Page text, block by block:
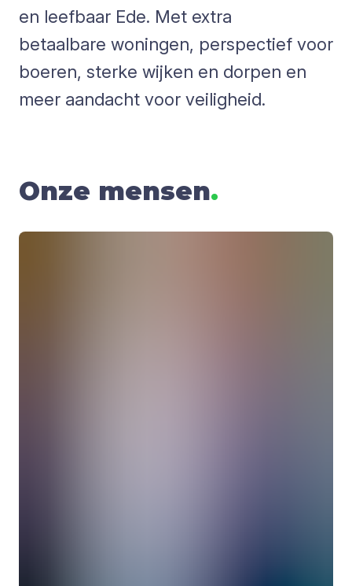
en leefbaar Ede. Met extra
betaalbare woningen, perspectief voor
boeren, sterke wijken en dorpen en
meer aandacht voor veiligheid.
Onze mensen.